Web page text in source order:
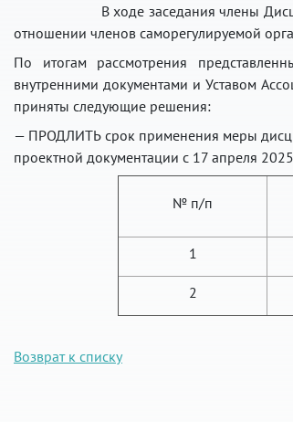
В ходе заседания члены
отношении членов саморегулируемой
По итогам рассмотрения
внутренними документами и Уставом
приняты следующие решения:
— ПРОДЛИТЬ срок применения меры
проектной документации с 17 апреля
№ п/п
1
2
Возврат к списку